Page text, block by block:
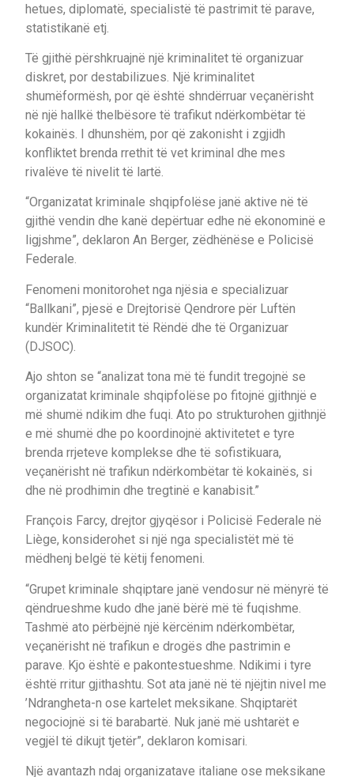
hetues, diplomatë, specialistë të pastrimit të parave,
statistikanë etj.
Të gjithë përshkruajnë një kriminalitet të organizuar
diskret, por destabilizues. Një kriminalitet
shumëformësh, por që është shndërruar veçanërisht
në një hallkë thelbësore të trafikut ndërkombëtar të
kokainës. I dhunshëm, por që zakonisht i zgjidh
konfliktet brenda rrethit të vet kriminal dhe mes
rivalëve të nivelit të lartë.
“Organizatat kriminale shqipfolëse janë aktive në të
gjithë vendin dhe kanë depërtuar edhe në ekonominë e
ligjshme”, deklaron An Berger, zëdhënëse e Policisë
Federale.
Fenomeni monitorohet nga njësia e specializuar
“Ballkani”, pjesë e Drejtorisë Qendrore për Luftën
kundër Kriminalitetit të Rëndë dhe të Organizuar
(DJSOC).
Ajo shton se “analizat tona më të fundit tregojnë se
organizatat kriminale shqipfolëse po fitojnë gjithnjë e
më shumë ndikim dhe fuqi. Ato po strukturohen gjithnjë
e më shumë dhe po koordinojnë aktivitetet e tyre
brenda rrjeteve komplekse dhe të sofistikuara,
veçanërisht në trafikun ndërkombëtar të kokainës, si
dhe në prodhimin dhe tregtinë e kanabisit.”
François Farcy, drejtor gjyqësor i Policisë Federale në
Liège, konsiderohet si një nga specialistët më të
mëdhenj belgë të këtij fenomeni.
“Grupet kriminale shqiptare janë vendosur në mënyrë të
qëndrueshme kudo dhe janë bërë më të fuqishme.
Tashmë ato përbëjnë një kërcënim ndërkombëtar,
veçanërisht në trafikun e drogës dhe pastrimin e
parave. Kjo është e pakontestueshme. Ndikimi i tyre
është rritur gjithashtu. Sot ata janë në të njëjtin nivel me
’Ndrangheta-n ose kartelet meksikane. Shqiptarët
negociojnë si të barabartë. Nuk janë më ushtarët e
vegjël të dikujt tjetër”, deklaron komisari.
Një avantazh ndaj organizatave italiane ose meksikane